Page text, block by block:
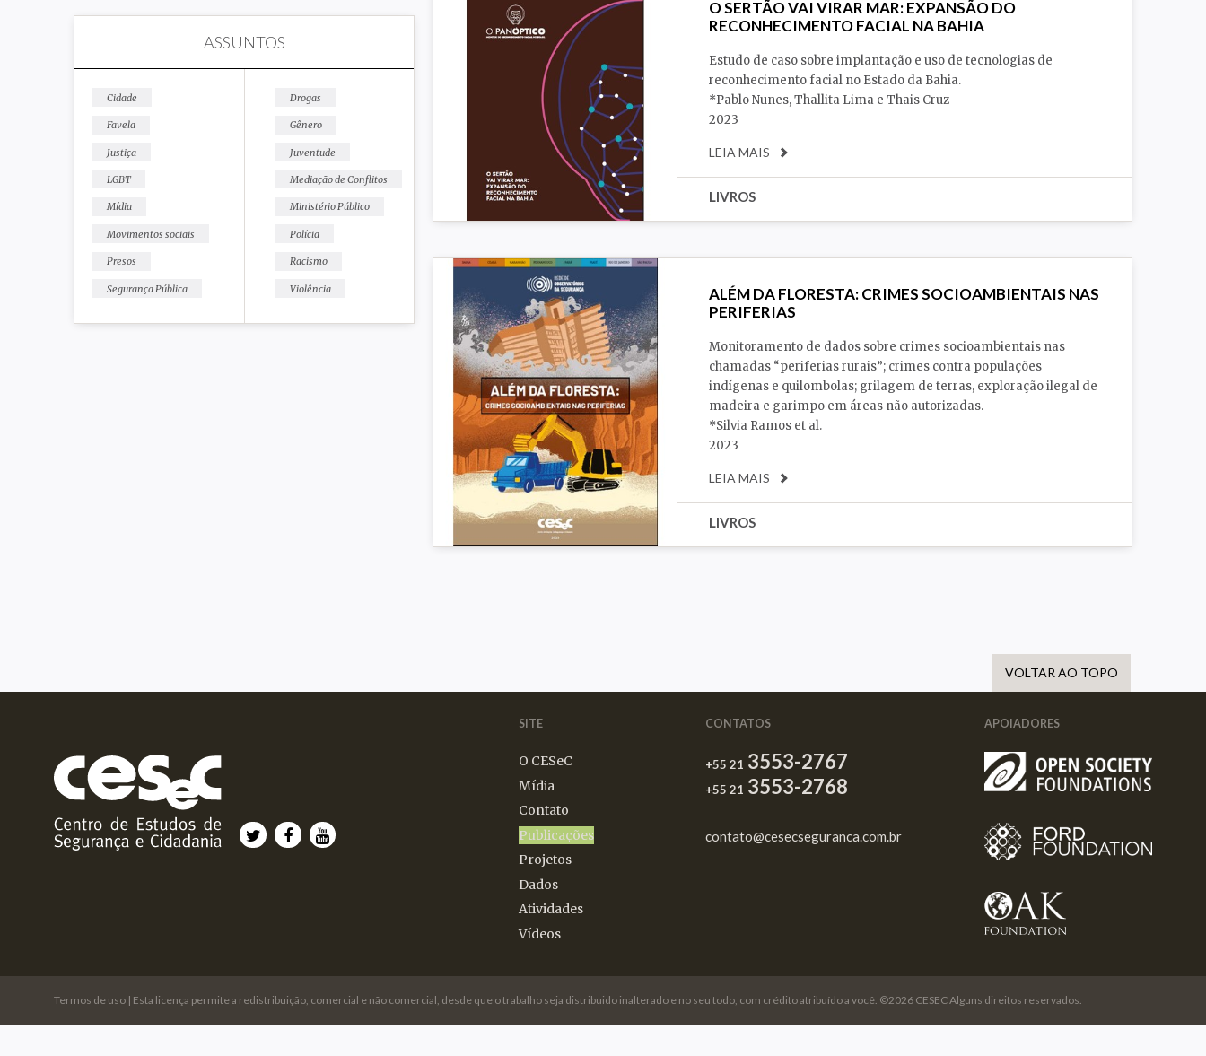
ASSUNTOS
Cidade Drogas
Favela Gênero
Justiça Juventude
LGBT Mediação de Conflitos
Mídia Ministério Público
Movimentos sociais Polícia
Presos Racismo
Segurança Pública Violência
O SERTÃO VAI VIRAR MAR: EXPANSÃO DO
RECONHECIMENTO FACIAL NA BAHIA
Estudo de caso sobre implantação e uso de tecnologias de
reconhecimento facial no Estado da Bahia.
*Pablo Nunes, Thallita Lima e Thais Cruz
2023
LEIA MAIS
LIVROS
ALÉM DA FLORESTA: CRIMES SOCIOAMBIENTAIS NAS
PERIFERIAS
Monitoramento de dados sobre crimes socioambientais nas
chamadas “periferias rurais”; crimes contra populações
indígenas e quilombolas; grilagem de terras, exploração ilegal de
madeira e garimpo em áreas não autorizadas.
*Silvia Ramos et al.
2023
LEIA MAIS
LIVROS
VOLTAR AO TOPO
SITE
O CESeC
Mídia
Contato
Publicações
Projetos
Dados
Atividades
Vídeos
CONTATOS
+55 21 3553-2767
+55 21 3553-2768
contato@cesecseguranca.com.br
APOIADORES
Termos de uso | Esta licença permite a redistribuição, comercial e não comercial, desde que o trabalho seja distribuido inalterado e no seu todo, com crédito atribuído a você. ©2026 CESEC Alguns direitos reservados.